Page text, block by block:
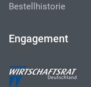
Bestellhistorie
Engagement